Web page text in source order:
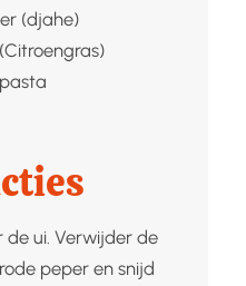
(djahe)
de ui. Verwijder de
peper en snijd